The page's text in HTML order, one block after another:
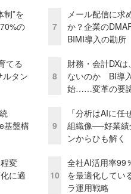
制”を
の
てる
ルタン
基盤構
変
に適
7
メール配信に求
か？企業の
BIMI導入の勘所
8
財務・会計DX
ないのか BI導
始……変革の要
9
「分析はAIに
組織像──好業績
ンからひも解く
10
全社AI活用率99
を最適化してい
ラ運用戦略